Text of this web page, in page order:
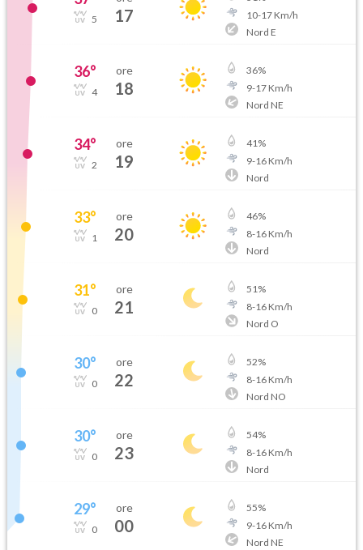
5 17
10-17Km/h
Nord E
36°
4
ore
18
36%
9-17Km/h
Nord NE
34°
2
ore
19
41%
9-16Km/h
Nord
33°
1
ore
20
46%
8-16Km/h
Nord
31°
0
ore
21
51%
8-16Km/h
Nord O
30°
0
ore
22
52%
8-16Km/h
Nord NO
30°
0
ore
23
54%
8-16Km/h
Nord
29°
0
ore
00
55%
9-16Km/h
Nord NE